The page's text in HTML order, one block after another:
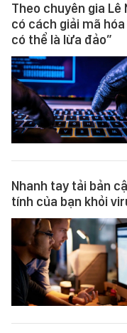
Theo chuyên gia Lê
có cách giải mã
có thể là lừa đảo”
Nhanh tay tải bản
tính của bạn khỏi